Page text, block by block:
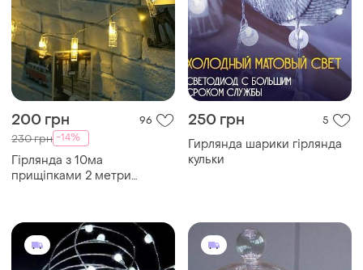
200 грн 96
230 грн -14%
Гірлянда з 10ма
прищіпками 2 метри
250 грн 5
Гирлянда шарики гірлянда
кульки